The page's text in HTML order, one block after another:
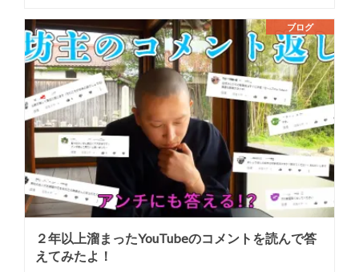
ブログ
２年以上溜まったYouTubeのコメントを読んで答
えてみたよ！